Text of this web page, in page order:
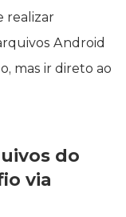
realizar
Android
mas ir direto ao
do
via